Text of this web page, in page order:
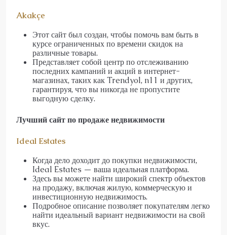
Akakçe
Этот сайт был создан, чтобы помочь вам быть в
курсе ограниченных по времени скидок на
различные товары.
Представляет собой центр по отслеживанию
последних кампаний и акций в интернет-
магазинах, таких как Trendyol, n11 и других,
гарантируя, что вы никогда не пропустите
выгодную сделку.
Лучший сайт по продаже недвижимости
Ideal Estates
Когда дело доходит до покупки недвижимости,
Ideal Estates — ваша идеальная платформа.
Здесь вы можете найти широкий спектр объектов
на продажу, включая жилую, коммерческую и
инвестиционную недвижимость.
Подробное описание позволяет покупателям легко
найти идеальный вариант недвижимости на свой
вкус.